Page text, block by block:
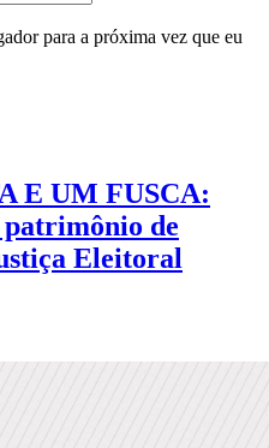
para a próxima vez que eu
E UM FUSCA:
de
Eleitoral